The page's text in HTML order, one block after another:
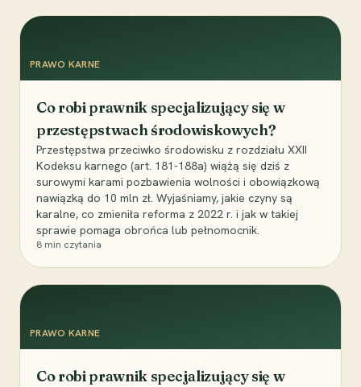
PRAWO KARNE
Co robi prawnik specjalizujący się w
przestępstwach środowiskowych?
Przestępstwa przeciwko środowisku z rozdziału XXII
Kodeksu karnego (art. 181-188a) wiążą się dziś z
surowymi karami pozbawienia wolności i obowiązkową
nawiązką do 10 mln zł. Wyjaśniamy, jakie czyny są
karalne, co zmieniła reforma z 2022 r. i jak w takiej
sprawie pomaga obrońca lub pełnomocnik.
8 min czytania
PRAWO KARNE
Co robi prawnik specjalizujący się w